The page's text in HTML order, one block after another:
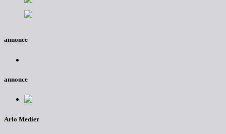
annonce
annonce
Arlo Medier